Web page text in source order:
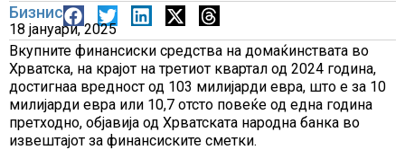
Бизнис
18 јануари, 2025
Вкупните финансиски средства на домаќинствата во
Хрватска, на крајот на третиот квартал од 2024 година,
достигнаа вредност од 103 милијарди евра, што е за 10
милијарди евра или 10,7 отсто повеќе од една година
претходно, објавија од Хрватската народна банка во
извештајот за финансиските сметки.